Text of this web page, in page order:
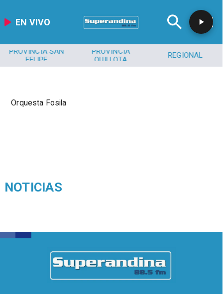
EN VIVO
PROVINCIA SAN
FELIPE
PROVINCIA
QUILLOTA
REGIONAL
Orquesta Fosila
NOTICIAS